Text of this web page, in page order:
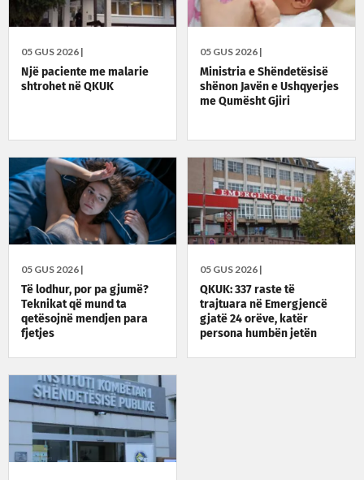
05 GUS 2026 |
Një paciente me malarie
shtrohet në QKUK
05 GUS 2026 |
Ministria e Shëndetësisë
shënon Javën e Ushqyerjes
me Qumësht Gjiri
05 GUS 2026 |
Të lodhur, por pa gjumë?
Teknikat që mund ta
qetësojnë mendjen para
fjetjes
05 GUS 2026 |
QKUK: 337 raste të
trajtuara në Emergjencë
gjatë 24 orëve, katër
persona humbën jetën